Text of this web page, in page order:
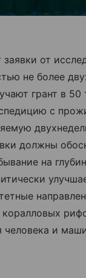
от
не более
грант в
с
должны
на
коралловых
человека и